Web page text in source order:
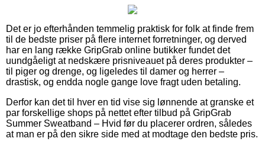
Det er jo efterhånden temmelig praktisk for folk at finde frem
til de bedste priser på flere internet forretninger, og derved
har en lang række GripGrab online butikker fundet det
uundgåeligt at nedskære prisniveauet på deres produkter –
til piger og drenge, og ligeledes til damer og herrer –
drastisk, og endda nogle gange love fragt uden betaling.
Derfor kan det til hver en tid vise sig lønnende at granske et
par forskellige shops på nettet efter tilbud på GripGrab
Summer Sweatband – Hvid før du placerer ordren, således
at man er på den sikre side med at modtage den bedste pris.